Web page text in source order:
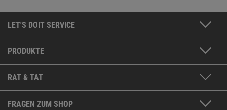
LET'S DOIT SERVICE
PRODUKTE
RAT & TAT
FRAGEN ZUM SHOP